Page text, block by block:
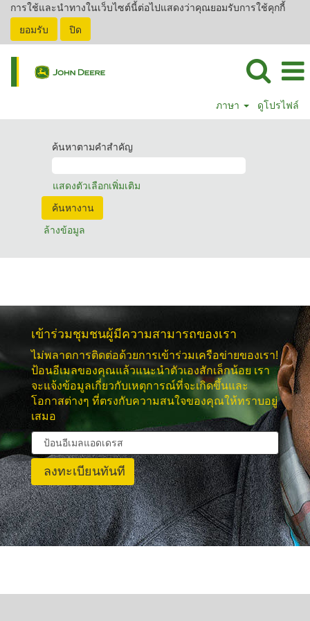
การใช้และนำทางในเว็บไซต์นี้ต่อไปแสดงว่าคุณยอมรับการใช้คุกกี้
ยอมรับ
ปิด
ภาษา ดูโปรไฟล์
ค้นหาตามคำสำคัญ
แสดงตัวเลือกเพิ่มเติม
ล้างข้อมูล
เข้าร่วมชุมชนผู้มีความสามารถของเรา
ไม่พลาดการติดต่อด้วยการเข้าร่วมเครือข่ายของเรา!
ป้อนอีเมลของคุณแล้วแนะนำตัวเองสักเล็กน้อย เรา
จะแจ้งข้อมูลเกี่ยวกับเหตุการณ์ที่จะเกิดขึ้นและ
โอกาสต่างๆ ที่ตรงกับความสนใจของคุณให้ทราบอยู่
เสมอ